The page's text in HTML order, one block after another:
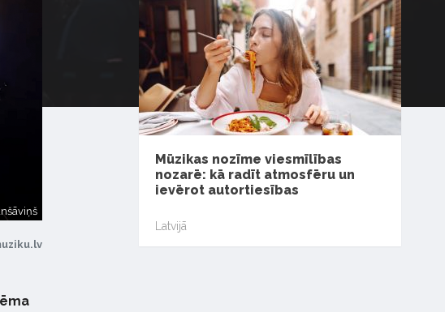
Mūzikas nozīme viesmīlības
nozarē: kā radīt atmosfēru un
ievērot autortiesības
Latvijā